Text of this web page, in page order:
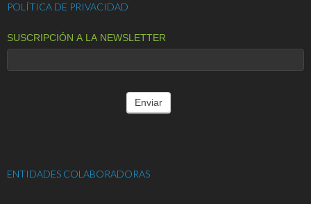
POLÍTICA DE PRIVACIDAD
SUSCRIPCIÓN A LA NEWSLETTER
ENTIDADES COLABORADORAS